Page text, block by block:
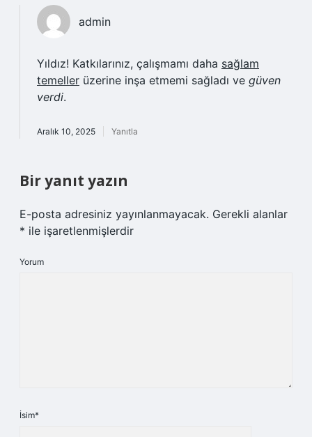
admin
Yıldız! Katkılarınız, çalışmamı daha sağlam
temeller üzerine inşa etmemi sağladı ve güven
verdi.
Aralık 10, 2025 Yanıtla
Bir yanıt yazın
E-posta adresiniz yayınlanmayacak. Gerekli alanlar
* ile işaretlenmişlerdir
Yorum
İsim*